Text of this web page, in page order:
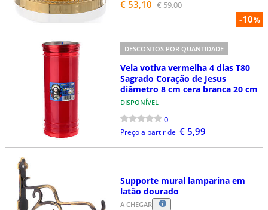
-10%
€ 53,10 € 59,00
DESCONTOS POR QUANTIDADE
Vela votiva vermelha 4 dias T80
Sagrado Coração de Jesus
diâmetro 8 cm cera branca 20 cm
DISPONÍVEL
0
Preço a partir de € 5,99
Supporte mural lamparina em
latão dourado
A CHEGAR